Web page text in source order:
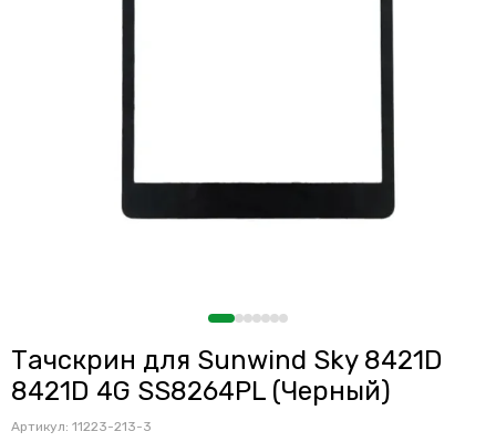
Тачскрин для Sunwind Sky 8421D
8421D 4G SS8264PL (Черный)
Артикул: 11223-213-3